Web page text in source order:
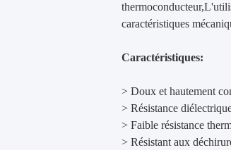
caractéristiques
Caractéristiques:
> Doux et hautement
> Résistance
> Faible résistance
> Résistant aux